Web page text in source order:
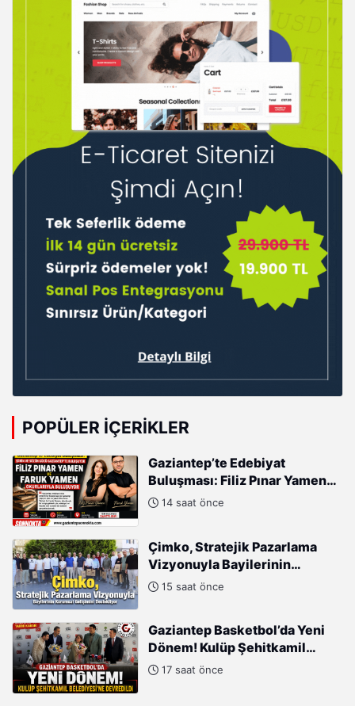
POPÜLER İÇERIKLER
Gaziantep’te Edebiyat
Buluşması: Filiz Pınar Yamen
ve Faruk Yamen Okurlarıyla
14 saat önce
Çimko, Stratejik Pazarlama
Vizyonuyla Bayilerinin
Kurumsal Gelişimini
15 saat önce
Gaziantep Basketbol’da Yeni
Dönem! Kulüp Şehitkamil
Belediyesi’ne Devredildi
17 saat önce